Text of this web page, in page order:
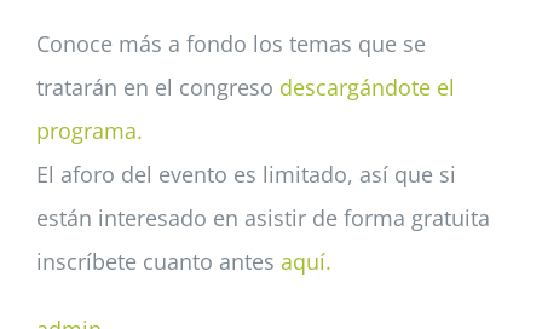
Conoce más a fondo los temas que se
tratarán en el congreso descargándote el
programa.
El aforo del evento es limitado, así que si
están interesado en asistir de forma gratuita
inscríbete cuanto antes aquí.